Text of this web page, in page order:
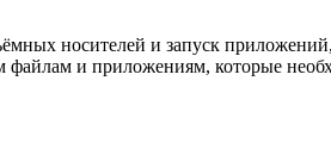
носителей и запуск
файлам и приложениям, которые